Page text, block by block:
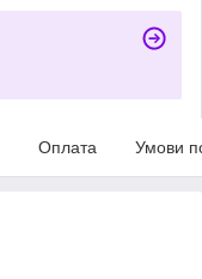
Оплата Умови